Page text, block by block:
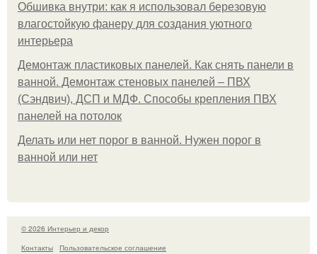
Обшивка внутри: как я использовал березовую
влагостойкую фанеру для создания уютного
интерьера
Демонтаж пластиковых панелей. Как снять панели в
ванной. Демонтаж стеновых панелей – ПВХ
(Сэндвич), ДСП и МДФ. Способы крепления ПВХ
панелей на потолок
Делать или нет порог в ванной. Нужен порог в
ванной или нет
© 2026 Интерьер и декор
Контакты
Пользовательское соглашение